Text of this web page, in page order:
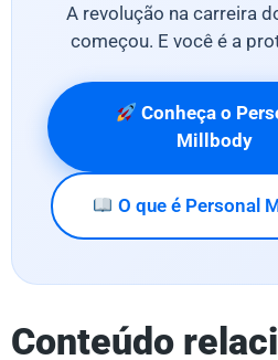
A revolução na carreira
começou. E você é a
Conheça o
Millbody
O que é Personal
Conteúdo